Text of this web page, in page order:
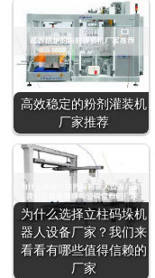
高效稳定的粉剂灌装机
厂家推荐
为什么选择立柱码垛机
器人设备厂家？我们来
看看有哪些值得信赖的
厂家